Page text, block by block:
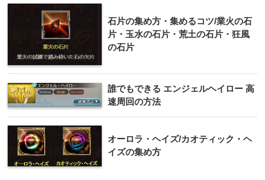
石片の集め方・集めるコツ/業火の石
片・玉水の石片・荒土の石片・狂風
の石片
誰でもできる エンジェルヘイロー 高
速周回の方法
オーロラ・ヘイズ/カオティック・ヘ
イズの集め方